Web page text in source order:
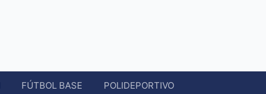
FÚTBOL BASE POLIDEPORTIVO